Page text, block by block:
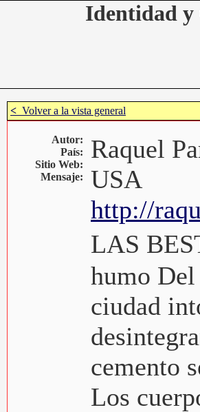
Identidad y
< Volver a la vista general
Autor:
País:
Sitio Web:
Mensaje:
Raquel
USA
http://
LAS
humo
ciudad
cemento
Los